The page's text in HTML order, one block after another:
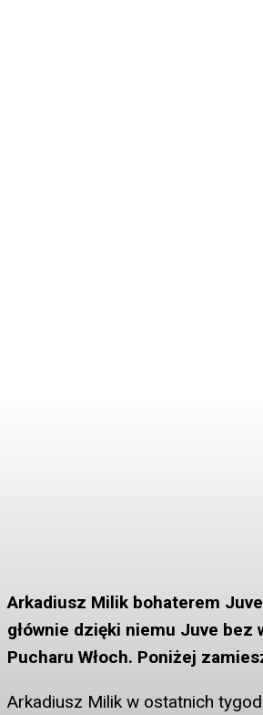
Arkadiusz Milik bohaterem
głównie dzięki niemu Juve bez
Pucharu Włoch. Poniżej
Arkadiusz Milik w ostatnich